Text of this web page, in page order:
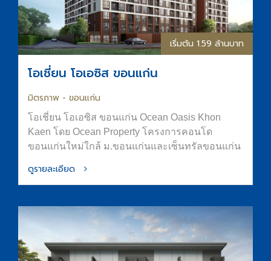
ส่วนกลางจัดเต็มทั้ง สระน้ำขนาด Half-Olympic
ฟิตเนส และ Co-Working Space การันตีที่จอดรถ
ทำเลใจกลางเมืองขอนแก่น ติดถนนมิตรภาพ เดิน
ทางสะดวก
เริ่มต้น 3.69 ล้านบาท
โอเชี่ยน ทาวน์
โอเชี่ยน ทาวน์ เมือง - รัษฎา ทาวน์โฮม และอาคาร
พาณิชย์คุณภาพ ใจกลางเมืองภูเก็ต